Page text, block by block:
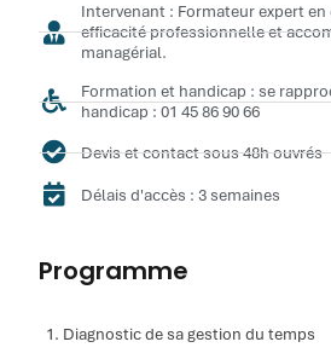
Intervenant : Formateur expert
efficacité professionnelle et
managérial.
Formation et handicap : se
handicap : 01 45 86 90 66
Devis et contact sous 48h ouvrés
Délais d'accès : 3 semaines
Programme
Diagnostic de sa gestion du temps